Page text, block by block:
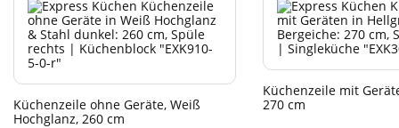
Küchenzeile ohne Geräte, Weiß
Hochglanz, 260 cm
Küchenzeile mit
270 cm